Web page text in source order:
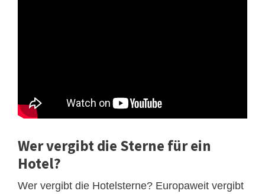
Wer vergibt die Sterne für ein
Hotel?
Wer vergibt die Hotelsterne? Europaweit vergibt